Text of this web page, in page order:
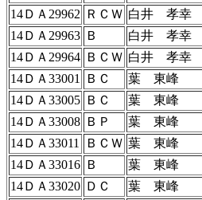
14ＤＡ29962
ＲＣＷ 白井 孝幸
14ＤＡ29963 Ｂ 白井 孝幸
14ＤＡ29964 ＢＣＷ 白井 孝幸
14ＤＡ33001
ＢＣ 葉 東峰
14ＤＡ33005 ＢＣ 葉 東峰
14ＤＡ33008 ＢＰ 葉 東峰
14ＤＡ33011
ＢＣＷ 葉 東峰
14ＤＡ33016 Ｂ 葉 東峰
14ＤＡ33020 ＤＣ 葉 東峰